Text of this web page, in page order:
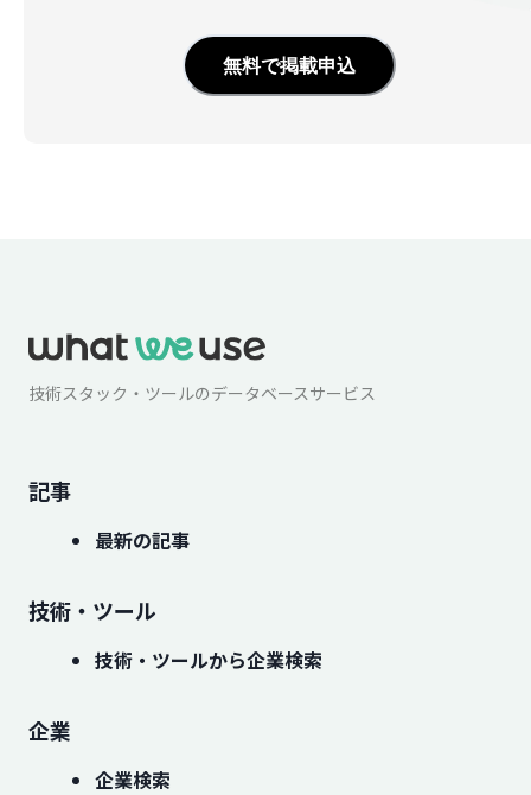
無料で掲載申込
技術スタック・ツールのデータベースサービス
記事
最新の記事
技術・ツール
技術・ツールから企業検索
企業
企業検索